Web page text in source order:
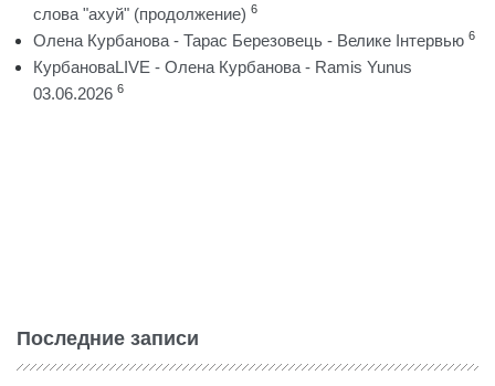
слова "ахуй" (продолжение) 6
Олена Курбанова - Тарас Березовець - Велике Інтервью 6
КурбановаLIVE - Олена Курбанова - Ramis Yunus
03.06.2026 6
Последние записи